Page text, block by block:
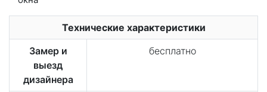
Технические характеристики
Замер и
выезд
дизайнера
бесплатно